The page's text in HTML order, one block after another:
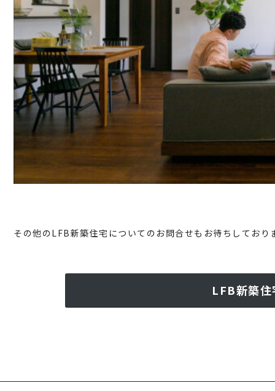
その他のLFB新築住宅についてのお問合せもお待ちしており
LFB新築